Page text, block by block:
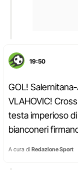
19:50
GOL!
VLAHOVIC!
testa imperioso
bianconeri
A cura di Redazione Sport